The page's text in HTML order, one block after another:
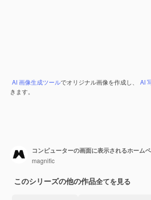
AI 画像生成ツールでオリジナル画像を作成し、 AI
きます。
コンピューターの画面に表示されるホーム
magnific
このシリーズの他の作品全てを見る